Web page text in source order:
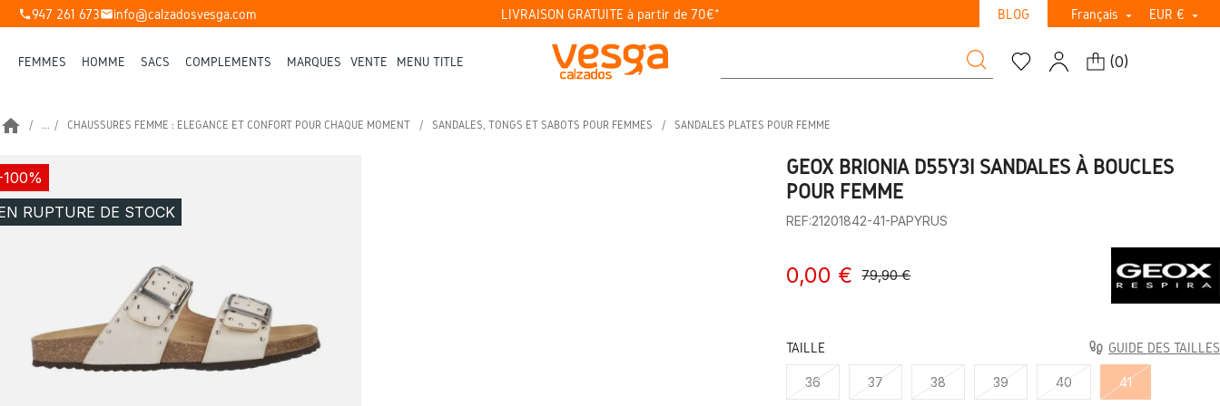
phone947 261 673mailinfo@calzadosvesga.com LIVRAISON GRATUITE à partir de 70€* BLOG Français  EUR € 
FEMMES HOMME SACS COMPLÉMENTS MARQUES VENTE MENU TITLE (0)
home ... CHAUSSURES FEMME : ÉLÉGANCE ET CONFORT POUR CHAQUE MOMENT SANDALES, TONGS ET SABOTS POUR FEMMES SANDALES PLATES POUR FEMME
RUPTURE DE STOCK
GEOX BRIONIA D55Y3I SANDALES À BOUCLES
POUR FEMME
REF:21201842-41-PAPYRUS
0,00 € 79,90 €
TAILLE GUIDE DES TAILLES
36 37 38 39 40 41